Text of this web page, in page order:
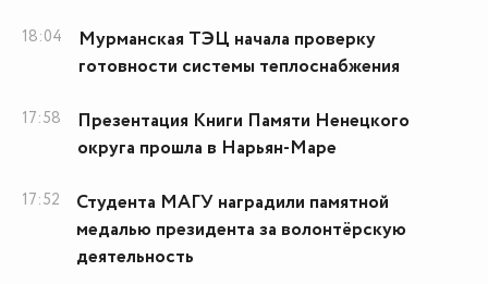
18:04
Мурманская ТЭЦ начала проверку
готовности системы теплоснабжения
17:58
Презентация Книги Памяти Ненецкого
округа прошла в Нарьян-Маре
17:52
Студента МАГУ наградили памятной
медалью президента за волонтёрскую
деятельность